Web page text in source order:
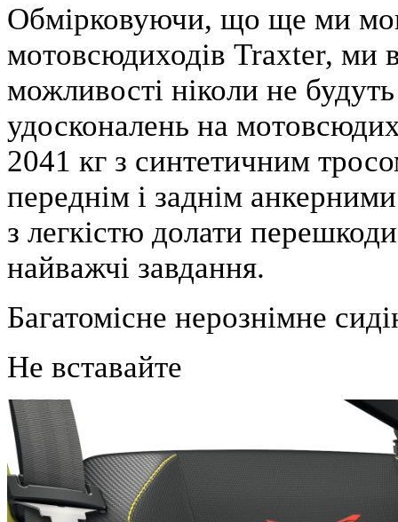
Обмірковуючи, що ще ми
мотовсюдиходів Traxter, ми
можливості ніколи не
удосконалень на
2041 кг з синтетичним
переднім і заднім
з легкістю долати
найважчі завдання.
Багатомісне нерознімне
Не вставайте